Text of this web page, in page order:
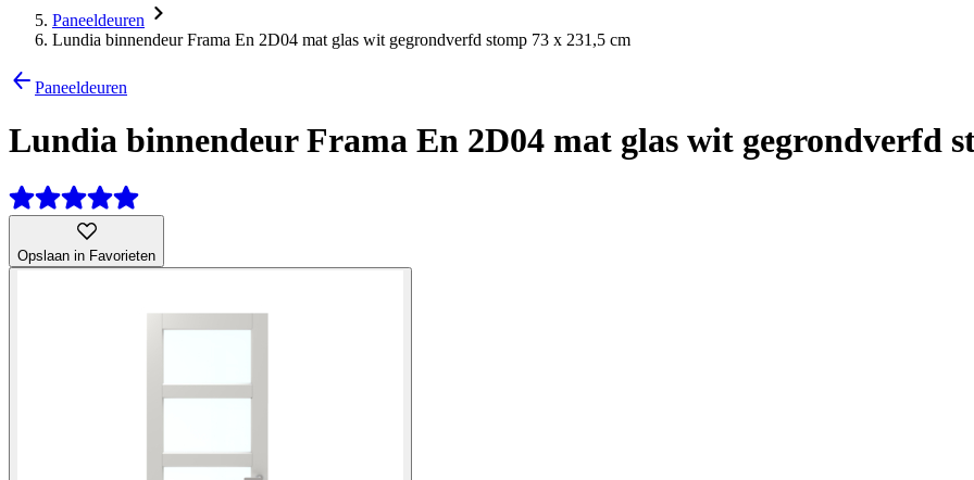
Paneeldeuren
Lundia binnendeur Frama En 2D04 mat glas wit gegrondverfd stomp 73 x 231,5 cm
Paneeldeuren
Lundia binnendeur Frama En 2D04 mat glas wit gegrondverfd
Opslaan in Favorieten